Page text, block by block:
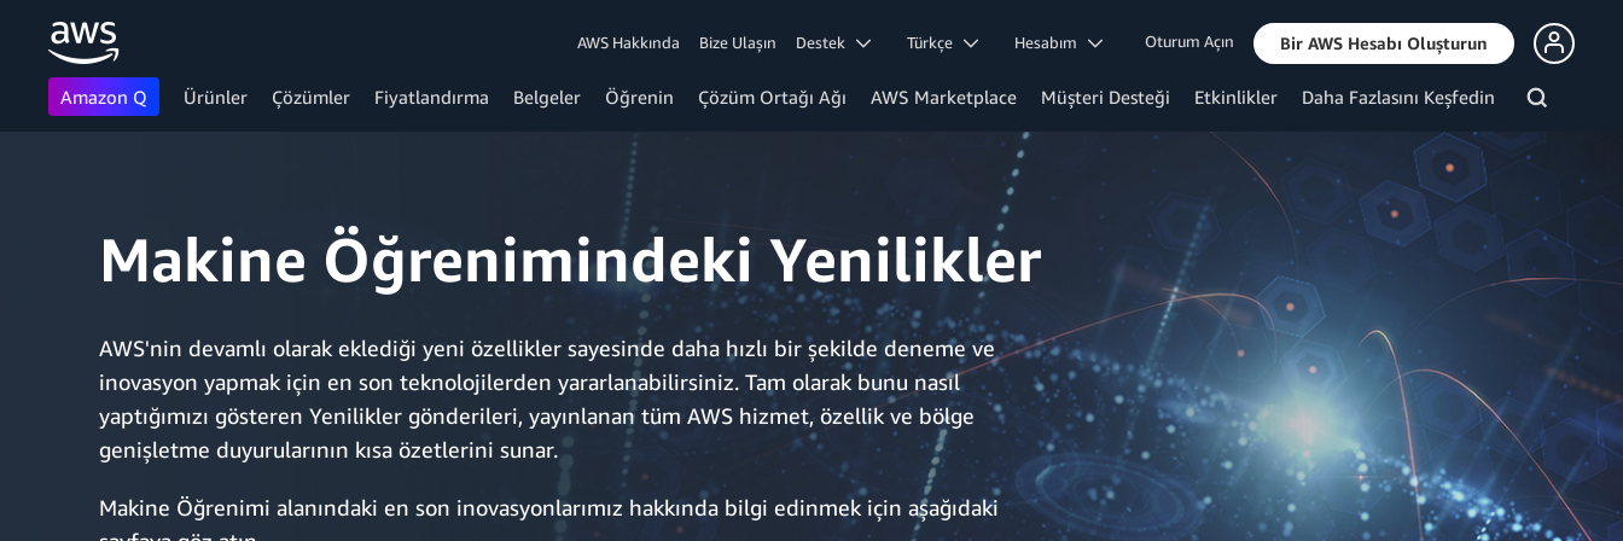
AWS Hakkında Bize Ulaşın Destek Türkçe Hesabım Oturum Açın Bir AWS Hesabı Oluşturun
Amazon Q Ürünler Çözümler Fiyatlandırma Belgeler Öğrenin Çözüm Ortağı Ağı AWS Marketplace Müşteri Desteği Etkinlikler Daha Fazlasını Keşfedin
Makine Öğrenimindeki Yenilikler
AWS'nin devamlı olarak eklediği yeni özellikler sayesinde daha hızlı bir şekilde deneme ve
inovasyon yapmak için en son teknolojilerden yararlanabilirsiniz. Tam olarak bunu nasıl
yaptığımızı gösteren Yenilikler gönderileri, yayınlanan tüm AWS hizmet, özellik ve bölge
genişletme duyurularının kısa özetlerini sunar.
Makine Öğrenimi alanındaki en son inovasyonlarımız hakkında bilgi edinmek için aşağıdaki